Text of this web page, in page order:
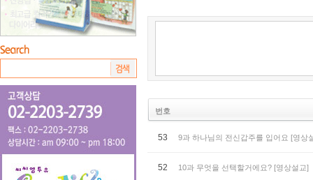
번호
53 9과 하나님의 전신갑주를 입어요 [영상
52 10과 무엇을 선택할거에요? [영상설교]